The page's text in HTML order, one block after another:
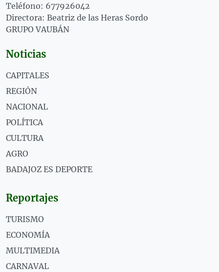
Teléfono: 677926042
Directora: Beatriz de las Heras Sordo
GRUPO VAUBÁN
Noticias
CAPITALES
REGIÓN
NACIONAL
POLÍTICA
CULTURA
AGRO
BADAJOZ ES DEPORTE
Reportajes
TURISMO
ECONOMÍA
MULTIMEDIA
CARNAVAL